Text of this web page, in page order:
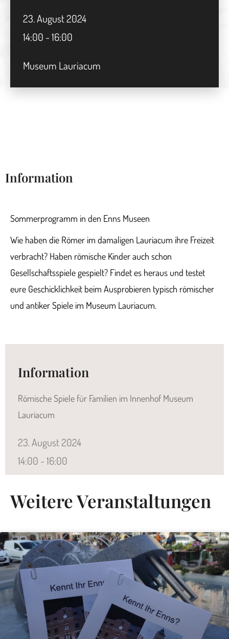
23.August2024
14:00 - 16:00
Museum Lauriacum
Information
Sommerprogramm in den Enns Museen
Wie haben die Römer im damaligen Lauriacum ihre Freizeit
verbracht? Haben römische Kinder auch schon
Gesellschaftsspiele gespielt? Findet es heraus und testet
eure Geschicklichkeit beim Ausprobieren typisch römischer
und antiker Spiele im Museum Lauriacum.
Information
Römische Spiele für Familien im Innenhof Museum
Lauriacum
23.August2024
14:00 - 16:00
Weitere Veranstaltungen